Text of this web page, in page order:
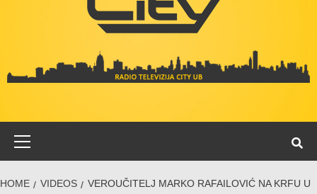
HOME VIDEOS
VEROUČITELJ MARKO RAFAILOVIĆ NA KRFU U